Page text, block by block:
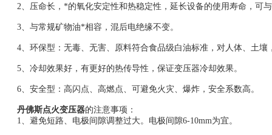
2、压命长，*的氧化安定性和热稳定性，延长设备的使用寿命，可
3、与常规矿物油*相容，混后电绝缘不变。
4、环保型：无毒、无害、原料符合食品级白油标准，对人体、土壤
5、冷却效果好，有更好的热传导性，保证变压器冷却效果。
6、安全型：高闪点、高燃点、可避免火灾、爆炸，安全系数高。
丹佛斯点火变压器的注意事项：
1、避免短路、电极间隙调整过大。电极间隙6-10mm为宜。